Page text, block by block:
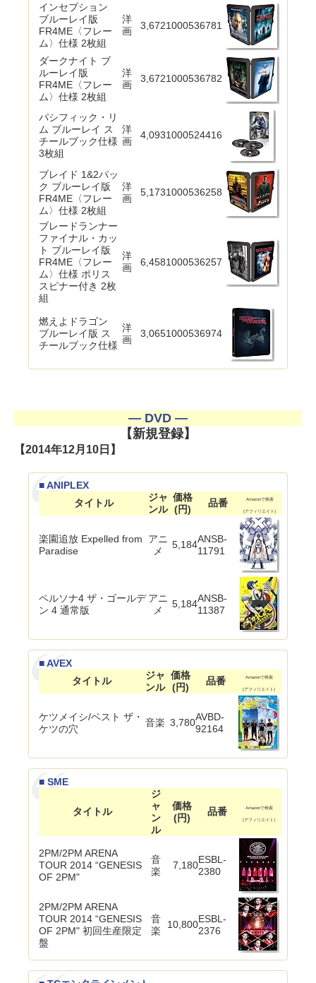
インセプション
ブルーレイ版
FR4ME〈フレー
ム〉仕様 2枚組
洋
画
3,6721000536781
ダークナイト ブ
ルーレイ版
FR4ME〈フレー
ム〉仕様 2枚組
洋
画
3,6721000536782
パシフィック・リ
ム ブルーレイ ス
チールブック仕様
3枚組
洋
画
4,0931000524416
ブレイド 1&2パッ
ク ブルーレイ版
FR4ME〈フレー
ム〉仕様 2枚組
洋
画
5,1731000536258
ブレードランナー
ファイナル・カッ
ト ブルーレイ版
FR4ME〈フレー
ム〉仕様 ポリス
スピナー付き 2枚
組
洋
画
6,4581000536257
燃えよドラゴン
ブルーレイ版 ス
チールブック仕様
洋
画
3,0651000536974
― DVD ―
【新規登録】
【2014年12月10日】
■ ANIPLEX
タイトル
ジャ
ンル
価格
(円)
品番 Amazonで検索
(アフィリエイト)
楽園追放 Expelled from
Paradise
アニ
メ
5,184ANSB-
11791
ペルソナ4 ザ・ゴールデ
ン 4 通常版
アニ
メ
5,184ANSB-
11387
■ AVEX
タイトル
ジャ
ンル
価格
(円)
品番 Amazonで検索
(アフィリエイト)
ケツメイシ/ベスト ザ・
ケツの穴
音楽 3,780AVBD-
92164
■ SME
タイトル
ジ
ャ
ン
ル
価格
(円)
品番 Amazonで検索
(アフィリエイト)
2PM/2PM ARENA
TOUR 2014 “GENESIS
OF 2PM"
音
楽
7,180ESBL-
2380
2PM/2PM ARENA
TOUR 2014 “GENESIS
OF 2PM" 初回生産限定
盤
音
楽
10,800ESBL-
2376